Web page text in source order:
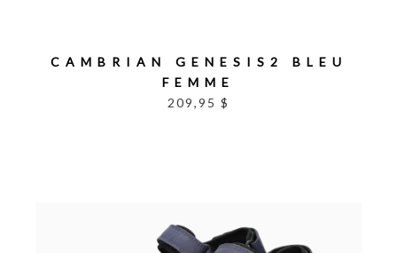
CAMBRIAN GENESIS2 BLEU
FEMME
209,95 $